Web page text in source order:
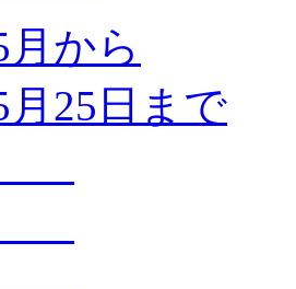
月から
月25日まで